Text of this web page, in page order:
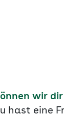
wir
hast eine